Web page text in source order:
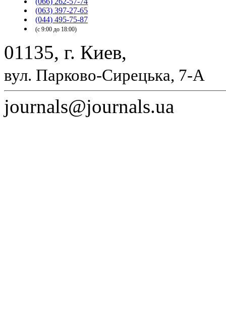
(063) 397-27-65
(044) 495-75-87
(с 9:00 до 18:00)
01135, г. Киев,
вул. Парково-Сирецька, 7-А
journals@journals.ua